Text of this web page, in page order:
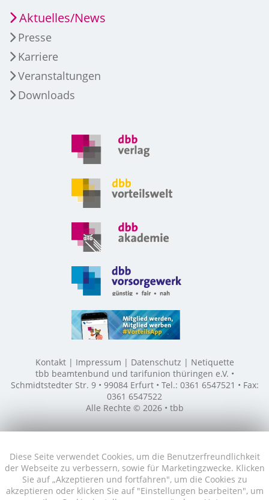
Diese Seite verwendet Cookies, um die Benutzerfreundlichkeit
der Webseite zu verbessern, sowie für Marketingzwecke. Klicken
Sie auf „Akzeptieren und fortfahren", um die Cookies zu
akzeptieren oder klicken Sie auf "Einstellungen bearbeiten", um
Aktuelles/News
Presse
Karriere
Veranstaltungen
Downloads
Kontakt Impressum Datenschutz
Netiquette
tbb beamtenbund und tarifunion thüringen e.V. •
Schmidtstedter Str. 9 • 99084 Erfurt • Tel.: 0361 6547521 • Fax:
0361 6547522
Alle Rechte © 2026 • tbb